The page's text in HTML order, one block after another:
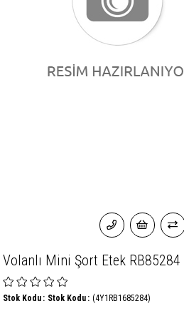
Volanlı Mini Şort Etek RB85284
(4Y1RB1685284)
Stok Kodu Stok Kodu